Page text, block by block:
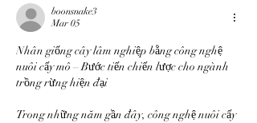
boonsnake3
Mar 05
Nhân giống cây lâm nghiệp bằng công nghệ
nuôi cấy mô – Bước tiến chiến lược cho ngành
trồng rừng hiện đại
Trong những năm gần đây, công nghệ nuôi cấy